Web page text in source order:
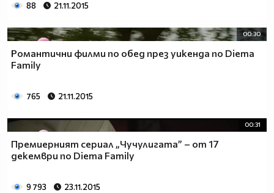
88 21.11.2015
00:30
Романтични филми по обед през уикенда по Diema
Family
765 21.11.2015
00:31
Премиерният сериал „Чучулигата” – от 17
декември по Diema Family
9 793 23.11.2015